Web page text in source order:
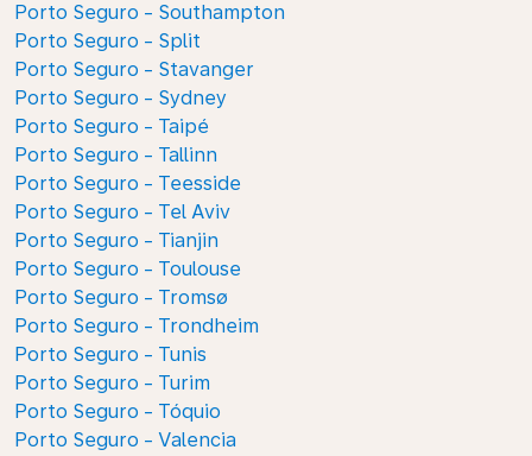
Porto Seguro - Southampton
Porto Seguro - Split
Porto Seguro - Stavanger
Porto Seguro - Sydney
Porto Seguro - Taipé
Porto Seguro - Tallinn
Porto Seguro - Teesside
Porto Seguro - Tel Aviv
Porto Seguro - Tianjin
Porto Seguro - Toulouse
Porto Seguro - Tromsø
Porto Seguro - Trondheim
Porto Seguro - Tunis
Porto Seguro - Turim
Porto Seguro - Tóquio
Porto Seguro - Valencia